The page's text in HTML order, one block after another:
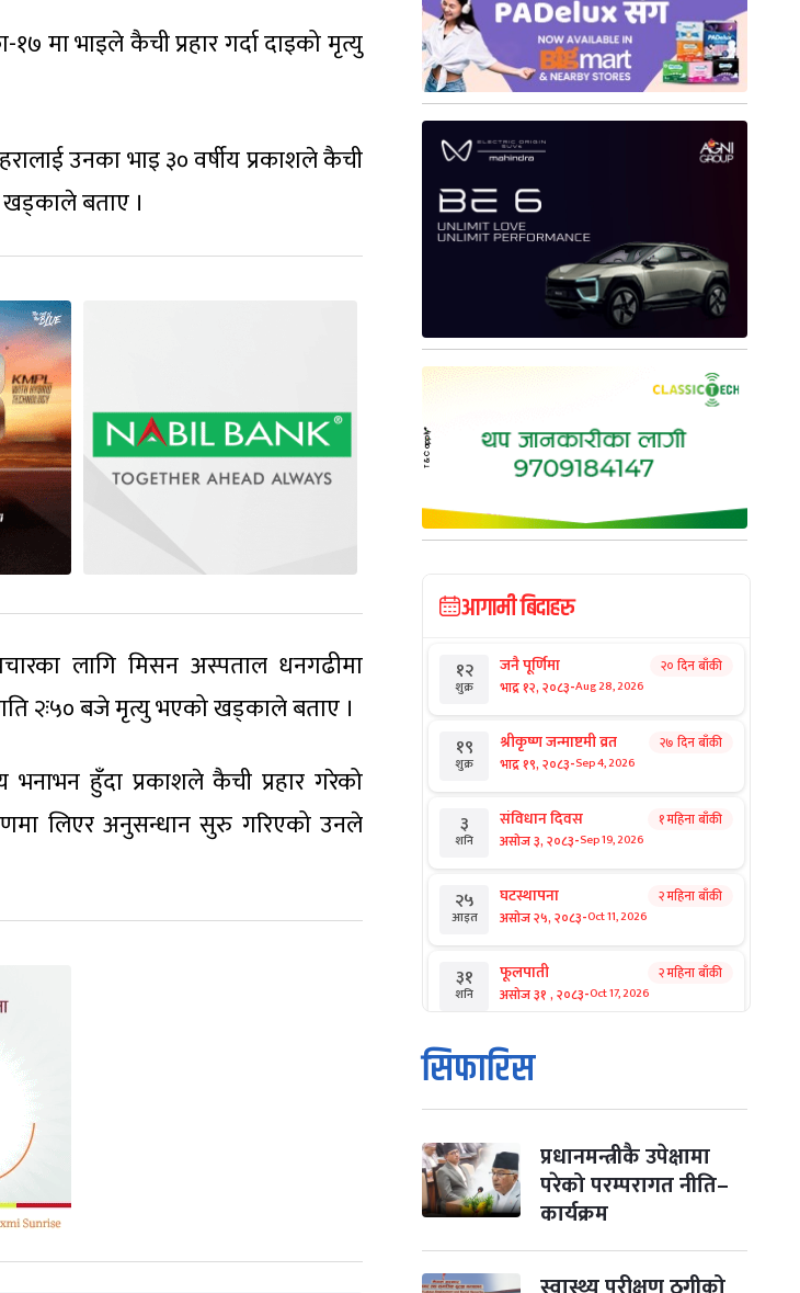
मा भाइले कैची प्रहार गर्दा दाइको मृत्यु
उनका भाइ ३० वर्षीय प्रकाशले कैची
खड्काले बताए ।
लागि मिसन अस्पताल धनगढीमा
२ः५० बजे मृत्यु भएको खड्काले बताए ।
भनाभन हुँदा प्रकाशले कैची प्रहार गरेको
लिएर अनुसन्धान सुरु गरिएको उनले
आगामी बिदाहरु
१२
शुक्र
जनै पूर्णिमा
भाद्र १२, २०८३-Aug 28, 2026
२० दिन बाँकी
१९
शुक्र
श्रीकृष्ण जन्माष्टमी व्रत
भाद्र १९, २०८३-Sep 4, 2026
२७ दिन बाँकी
३
शनि
संविधान दिवस
असोज ३, २०८३-Sep 19, 2026
१ महिना बाँकी
२५
आइत
घटस्थापना
असोज २५, २०८३-Oct 11, 2026
२ महिना बाँकी
३१
शनि
फूलपाती
असोज ३१ , २०८३-Oct 17, 2026
२ महिना बाँकी
१
आइत
कार्तिक सङ्क्रान्ति
कार्तिक १, २०८३
मंगल कार्तिक ३, २०८३-Oct 20, 2026
४ विजयादशमी
कार्तिक ४, २०८३-Oct 21, 2026
५ पापा‌ङ्कुशा एकादशी व्रत २ महिना बाँकी
सिफारिस
प्रधानमन्त्रीकै उपेक्षामा
परेको परम्परागत नीति–
कार्यक्रम